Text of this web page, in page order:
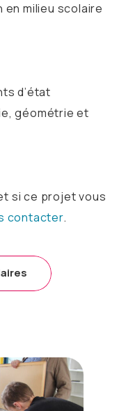
milieu scolaire
d’état
géométrie et
si ce projet vous
contacter.